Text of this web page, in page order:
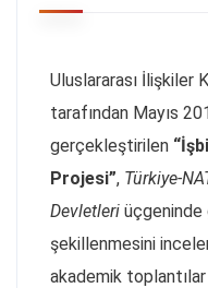
Uluslararası İlişkiler
tarafından Mayıs
gerçekleştirilen
Projesi”, Türkiye-
Devletleri üçgeninde
şekillenmesini
akademik